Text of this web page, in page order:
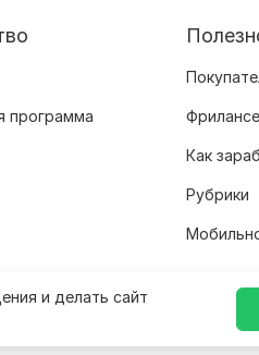
и делать сайт
программа
Как
Рубрики